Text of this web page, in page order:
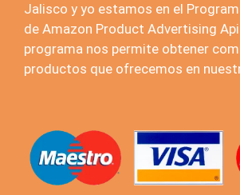
Jalisco y yo estamos en el
de Amazon Product Advertising
programa nos permite obtener
productos que ofrecemos en